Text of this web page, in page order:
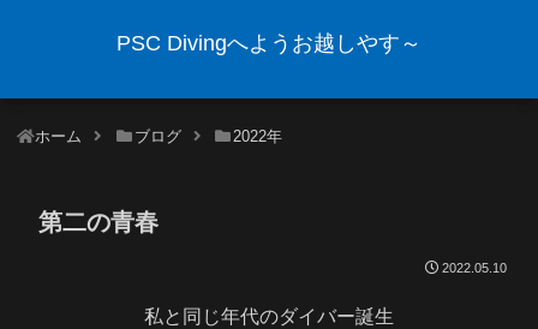
PSC Divingへようお越しやす～
ホーム ブログ 2022年
第二の青春
2022.05.10
私と同じ年代のダイバー誕生